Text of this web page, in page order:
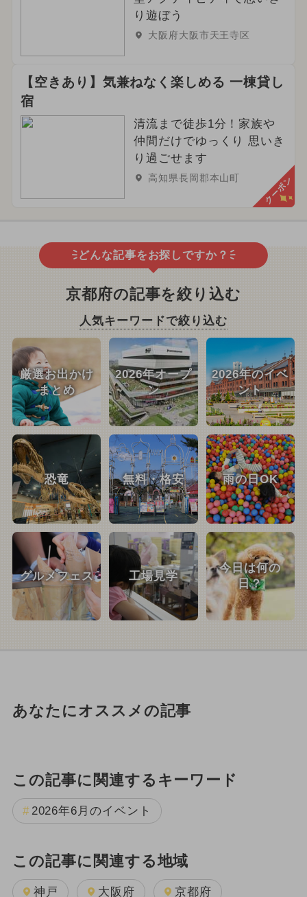
り遊ぼう
大阪府大阪市天王寺区
【空きあり】気兼ねなく楽しめる 一棟貸し
宿
清流まで徒歩1分！家族や
仲間だけでゆっくり 思いき
り過ごせます
高知県長岡郡本山町 クーポン
どんな記事をお探しですか？
京都府の記事を絞り込む
人気キーワードで絞り込む
厳選お出かけ
まとめ
2026年オープ
ン
2026年のイベ
ント
恐竜 無料・格安 雨の日OK
グルメフェス 工場見学
今日は何の
日？
あなたにオススメの記事
この記事に関連するキーワード
2026年6月のイベント
この記事に関連する地域
神戸 大阪府 京都府